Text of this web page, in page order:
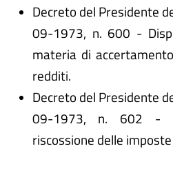
Decreto del Presidente
09-1973, n. 600 -
materia di
redditi.
Decreto del Presidente
09-1973, n. 602 -
riscossione delle